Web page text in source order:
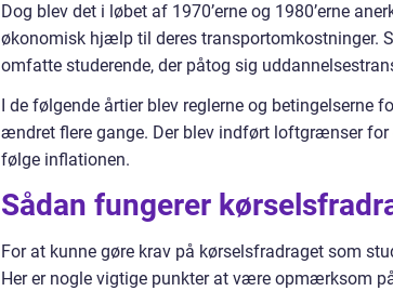
Dog blev det i løbet af 1970’erne og 1980’erne
økonomisk hjælp til deres transportomkostninger.
omfatte studerende, der påtog sig
I de følgende årtier blev reglerne og
ændret flere gange. Der blev indført loftgrænser
følge inflationen.
Sådan fungerer
For at kunne gøre krav på kørselsfradraget som
Her er nogle vigtige punkter at være opmærksom